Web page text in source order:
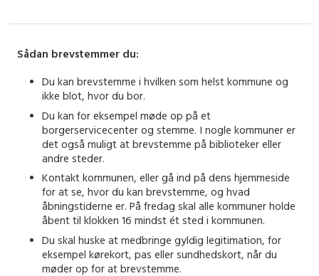
Sådan brevstemmer du:
Du kan brevstemme i hvilken som helst kommune og
ikke blot, hvor du bor.
Du kan for eksempel møde op på et
borgerservicecenter og stemme. I nogle kommuner er
det også muligt at brevstemme på biblioteker eller
andre steder.
Kontakt kommunen, eller gå ind på dens hjemmeside
for at se, hvor du kan brevstemme, og hvad
åbningstiderne er. På fredag skal alle kommuner holde
åbent til klokken 16 mindst ét sted i kommunen.
Du skal huske at medbringe gyldig legitimation, for
eksempel kørekort, pas eller sundhedskort, når du
møder op for at brevstemme.